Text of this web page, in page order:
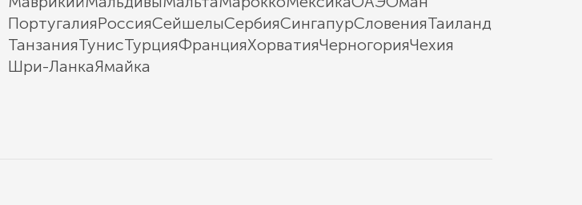
ПортугалияРоссияСейшелыСербияСингапурСловенияТаиланд
ТанзанияТунисТурцияФранцияХорватияЧерногорияЧехия
Шри-ЛанкаЯмайка